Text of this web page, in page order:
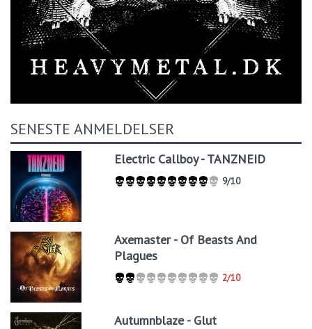
SENESTE ANMELDELSER
Electric Callboy - TANZNEID
9/10
Axemaster - Of Beasts And
Plagues
2/10
Autumnblaze - Glut